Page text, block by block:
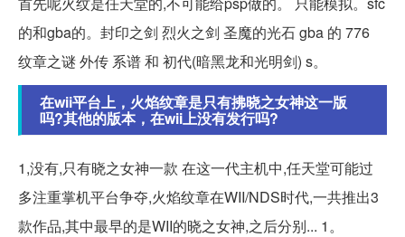
的和gba的。封印之剑 烈火之剑 圣魔的光石 gba 的 776
纹章之谜 外传 系谱 和 初代(暗黑龙和光明剑) s。
在wii平台上，火焰纹章是只有拂晓之女神这一版
吗?其他的版本，在wii上没有发行吗?
1,没有,只有晓之女神一款 在这一代主机中,任天堂可能过
多注重掌机平台争夺,火焰纹章在WII/NDS时代,一共推出3
款作品,其中最早的是WII的晓之女神,之后分别... 1。